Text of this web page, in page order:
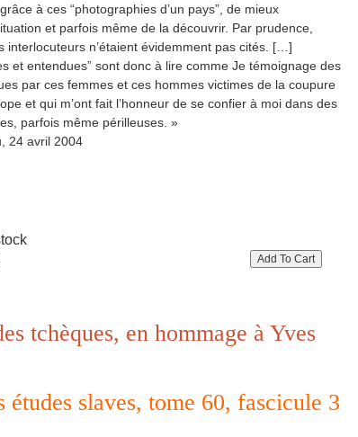
à ces “photographies d’un pays”, de mieux
et parfois même de la découvrir. Par prudence,
interlocuteurs n’étaient évidemment pas cités. […]
et entendues” sont donc à lire comme Je témoignage des
par ces femmes et ces hommes victimes de la coupure
et qui m’ont fait l’honneur de se confier à moi dans des
parfois même périlleuses. »
24 avril 2004
tchèques, en hommage à Yves
études slaves, tome 60, fascicule 3